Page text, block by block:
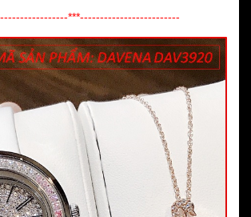
***-------------------------